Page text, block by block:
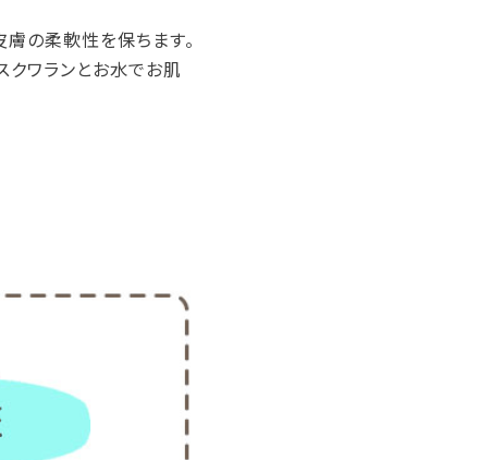
の柔軟性を保ちます。
クワランとお水でお肌